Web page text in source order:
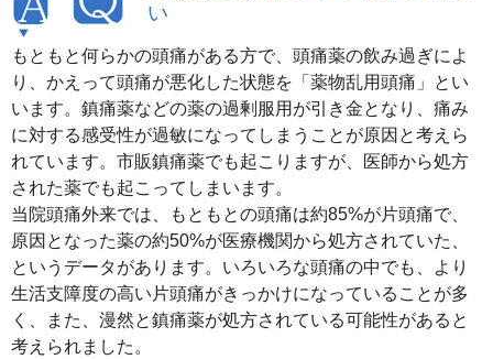
い
もともと何らかの頭痛がある方で、頭痛薬の飲み過ぎによ
り、かえって頭痛が悪化した状態を「薬物乱用頭痛」とい
います。鎮痛薬などの薬の過剰服用が引き金となり、痛み
に対する感受性が過敏になってしまうことが原因と考えら
れています。市販鎮痛薬でも起こりますが、医師から処方
された薬でも起こってしまいます。
当院頭痛外来では、もともとの頭痛は約85%が片頭痛で、
原因となった薬の約50%が医療機関から処方されていた、
というデータがあります。いろいろな頭痛の中でも、より
生活支障度の高い片頭痛がきっかけになっていることが多
く、また、漫然と鎮痛薬が処方されている可能性があると
考えられました。